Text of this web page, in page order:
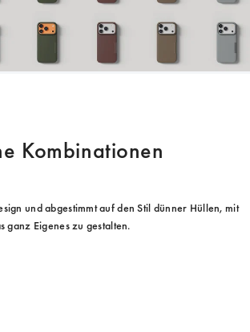
Kombinationen
und abgestimmt auf den Stil dünner Hüllen, mit
ganz Eigenes zu gestalten.